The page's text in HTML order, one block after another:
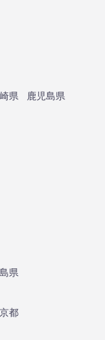
県
鹿児島県
県
都